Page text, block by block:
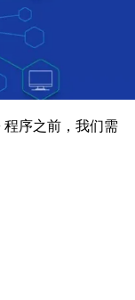
程序之前，我们需